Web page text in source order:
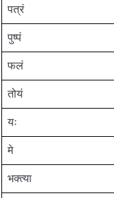
पत्रं
पुष्पं
फलं
तोयं
यः
मे
भक्त्या